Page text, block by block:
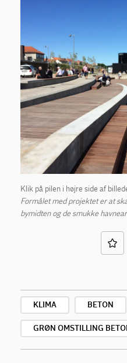
Klik på pilen i højre side af
Formålet med projektet er at
bymidten og de smukke
KLIMA BETON
GRØN OMSTILLING